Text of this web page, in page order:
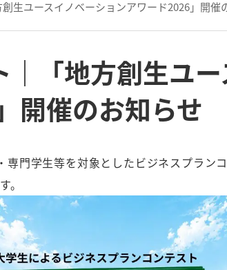
生ユースイノベーションアワード2026」開催
「地方創生ユ
開催のお知らせ
門学生等を対象としたビジネスプラン
。